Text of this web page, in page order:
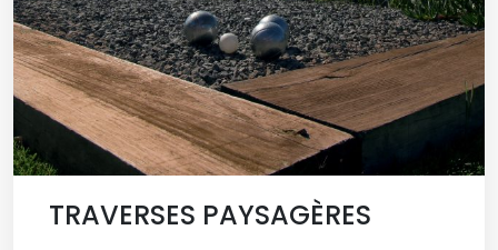
TRAVERSES PAYSAGÈRES